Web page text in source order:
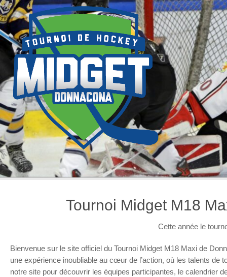
Tournoi Midget M18
Cette année le
Bienvenue sur le site officiel du Tournoi Midget M18 Maxi de
une expérience inoubliable au cœur de l’action, où les talents de
notre site pour découvrir les équipes participantes, le calendrier